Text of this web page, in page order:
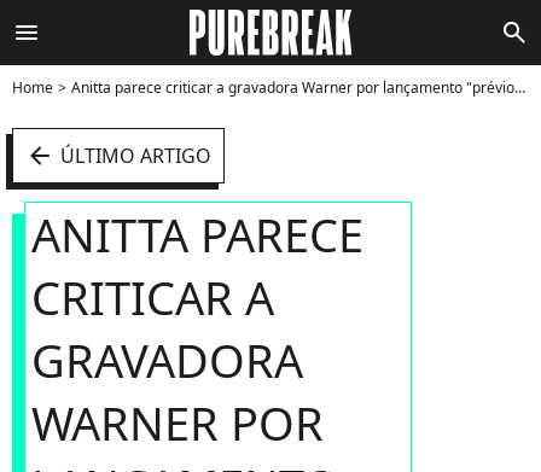
menu search
Home Anitta parece criticar a gravadora Warner por lançamento "prévio" de "À Procura da Anitta Perfeita": "W é W", escreveu - Foto
arrow_left ÚLTIMO ARTIGO
ANITTA PARECE
CRITICAR A
GRAVADORA
WARNER POR